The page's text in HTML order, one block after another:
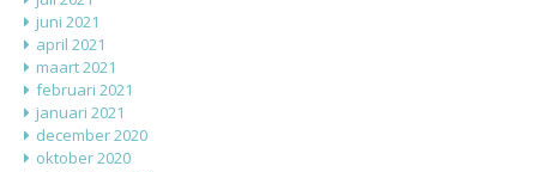
juni 2021
april 2021
maart 2021
februari 2021
januari 2021
december 2020
oktober 2020